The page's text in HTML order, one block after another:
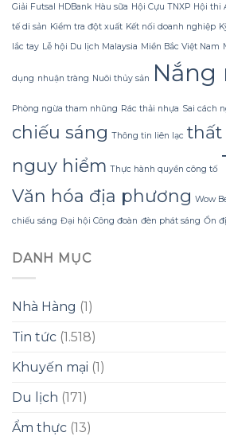
khoa
học
cho
bé
từ
8‑10
một
chi
dễ
bỏ
qua.
Giải Futsal HDBank Hàu sữa Hội Cựu TNXP Hội thi
tế di sản Kiểm tra đột xuất Kết nối doanh nghiệp
lắc tay Lễ hội Du lịch Malaysia Miền Bắc Việt Nam
dụng nhuận tràng Nuôi thủy sản Nắng
Phòng ngừa tham nhũng Rác thải nhựa Sai cách
chiếu sáng Thông tin liên lạc thất
nguy hiểm Thực hành quyền công tố
Văn hóa địa phương Wow
chiếu sáng Đại hội Công đoàn đèn phát sáng Ổn
DANH MỤC
Nhà Hàng (1)
Tin tức (1.518)
Khuyến mại (1)
Du lịch (171)
Ẩm thực (13)